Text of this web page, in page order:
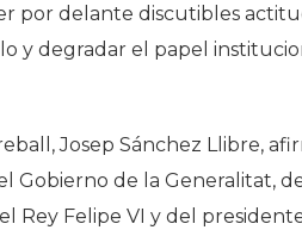
por delante discutibles
y degradar el papel
Josep Sánchez Llibre,
Gobierno de la Generalitat,
Rey Felipe VI y del